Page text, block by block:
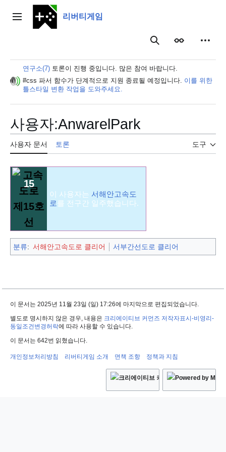
주 메뉴 리버티게임
검색 보이기 개인
연구소(7) 토론이 진행 중입니다. 많은 참여 바랍니다.
#css 파서 함수가 단계적으로 지원 종료될 예정입니다. 이를 위한
틀스타일 변환 작업을 도와주세요.
사용자:AnwarelPark
사용자 문서 토론 도구
15
이 사용자는 서해안고속도
로를 전구간 일주했습니다.
분류: 서해안고속도로 클리어 서부간선도로 클리어
이 문서는 2025년 11월 23일 (일) 17:26에 마지막으로 편집되었습니다.
별도로 명시하지 않은 경우, 내용은 크리에이티브 커먼즈 저작자표시-비영리-
동일조건변경허락에 따라 사용할 수 있습니다.
이 문서는 642번 읽혔습니다.
개인정보처리방침 리버티게임 소개 면책 조항 정책과 지침